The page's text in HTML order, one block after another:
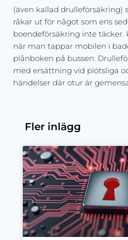
(även kallad drulleförsäkring)
råkar ut för något som ens
boendeförsäkring inte täcker.
när man tappar mobilen i
plånboken på bussen.
med ersättning vid plötsliga
händelser där otur är
Fler inlägg